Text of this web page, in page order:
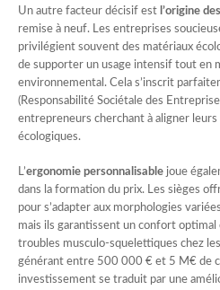
Un autre facteur décisif est l’origine
remise à neuf. Les entreprises
privilégient souvent des matériaux
de supporter un usage intensif tout en
environnemental. Cela s’inscrit
(Responsabilité Sociétale des
entrepreneurs cherchant à aligner leurs
écologiques.
L’ergonomie personnalisable joue
dans la formation du prix. Les sièges
pour s’adapter aux morphologies
mais ils garantissent un confort
troubles musculo-squelettiques chez
générant entre 500 000 € et 5 M€ de
investissement se traduit par une